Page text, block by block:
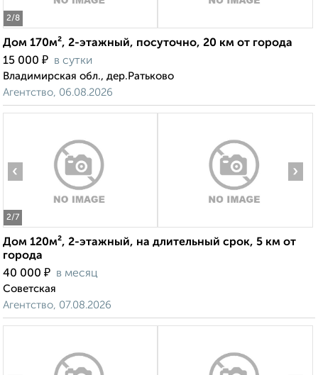
2/8
Дом 170м², 2-этажный, посуточно, 20 км от города
15 000 ₽ в сутки
Владимирская обл., дер.Ратьково
Агентство, 06.08.2026
2/7
‹ ›
Дом 120м², 2-этажный, на длительный срок, 5 км от
города
40 000 ₽ в месяц
Советская
Агентство, 07.08.2026